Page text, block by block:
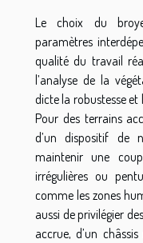
Le choix du
paramètres
qualité du travail
l’analyse de la
dicte la robustesse et
Pour des terrains
d’un dispositif de
maintenir une
irrégulières ou
comme les zones
aussi de privilégier
accrue, d’un